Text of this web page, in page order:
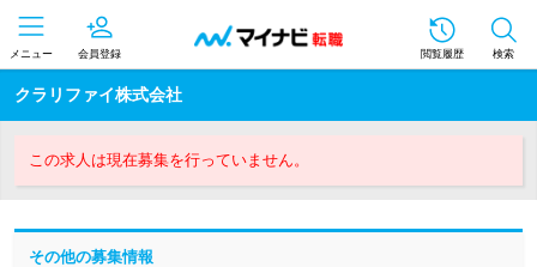
メニュー 会員登録 閲覧履歴 検索
クラリファイ株式会社
この求人は現在募集を行っていません。
その他の募集情報